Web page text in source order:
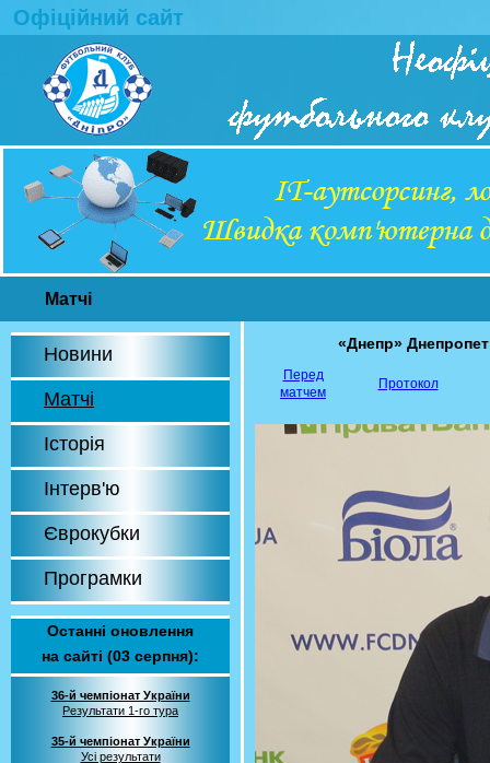
Офіційний сайт
Матчі
Новини
Матчі
Історія
Інтерв'ю
Єврокубки
Програмки
Останні оновлення
на сайті (03 серпня):
36-й чемпіонат України
Результати 1-го тура
35-й чемпіонат України
Усі результати
«Днепр»
Перед
матчем
Протокол